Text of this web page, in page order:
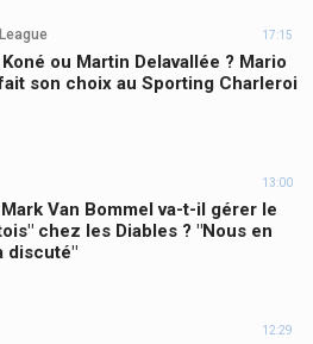
17:15
ou Martin Delavallée ? Mario
son choix au Sporting Charleroi
13:00
Van Bommel va-t-il gérer le
chez les Diables ? "Nous en
discuté"
12:29